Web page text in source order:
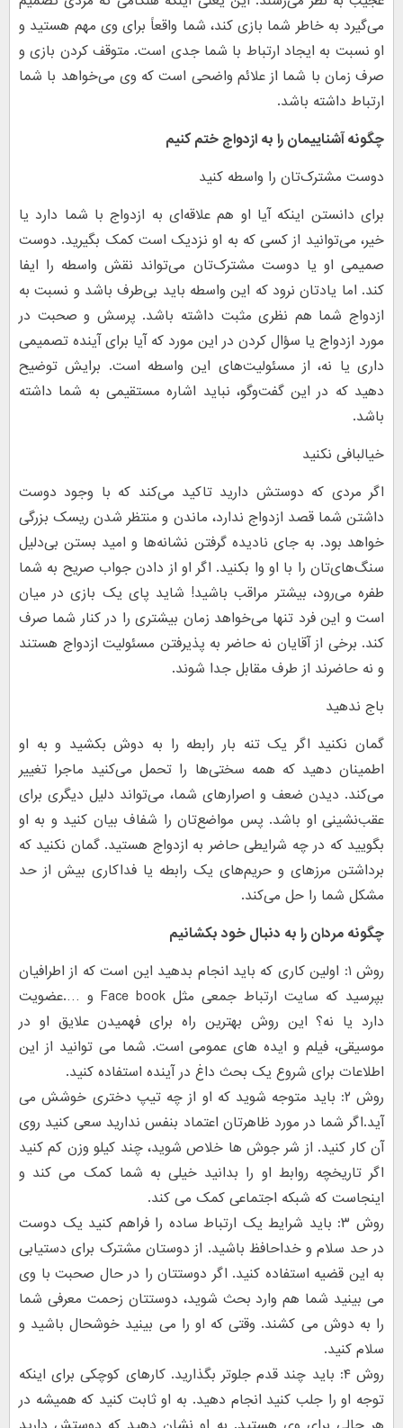
می‌گیرد به خاطر شما بازی کند، شما واقعاً برای وی مهم هستید و
او نسبت به ایجاد ارتباط با شما جدی است. متوقف کردن بازی و
صرف زمان با شما از علائم واضحی است که وی می‌خواهد با شما
ارتباط داشته باشد.
چگونه آشناییمان را به ازدواج ختم کنیم
دوست مشترک‌تان را واسطه کنید
برای دانستن اینکه آیا او هم علاقه‌ای به ازدواج با شما دارد یا
خیر، می‌توانید از کسی که به او نزدیک است کمک بگیرید. دوست
صمیمی او یا دوست مشترک‌تان می‌تواند نقش واسطه را ایفا
کند. اما یادتان نرود که این واسطه باید بی‌طرف باشد و نسبت به
ازدواج شما هم نظری مثبت داشته باشد. پرسش و صحبت در
مورد ازدواج یا سؤال کردن در این مورد که آیا برای آینده تصمیمی
داری یا نه، از مسئولیت‌های این واسطه است. برایش توضیح
دهید که در این گفت‌وگو، نباید اشاره مستقیمی به شما داشته
باشد.
خیالبافی نکنید
اگر مردی که دوستش دارید تاکید می‌کند که با وجود دوست
داشتن شما قصد ازدواج ندارد، ماندن و منتظر شدن ریسک بزرگی
خواهد بود. به جای نادیده گرفتن نشانه‌ها و امید بستن بی‌دلیل
سنگ‌های‌تان را با او وا بکنید. اگر او از دادن جواب صریح به شما
طفره می‌رود، بیشتر مراقب باشید! شاید پای یک بازی در میان
است و این فرد تنها می‌خواهد زمان بیشتری را در کنار شما صرف
کند. برخی از آقایان نه حاضر به پذیرفتن مسئولیت ازدواج هستند
و نه حاضرند از طرف مقابل جدا شوند.
باج ندهید
گمان نکنید اگر یک تنه بار رابطه را به دوش بکشید و به او
اطمینان دهید که همه سختی‌ها را تحمل می‌کنید ماجرا تغییر
می‌کند. دیدن ضعف و اصرارهای شما، می‌تواند دلیل دیگری برای
عقب‌نشینی او باشد. پس مواضع‌تان را شفاف بیان کنید و به او
بگویید که در چه شرایطی حاضر به ازدواج هستید. گمان نکنید که
برداشتن مرزهای و حریم‌های یک رابطه یا فداکاری بیش از حد
مشکل شما را حل می‌کند.
چگونه مردان را به دنبال خود بکشانیم
روش ۱: اولین کاری که باید انجام بدهید این است که از اطرافیان
بپرسید که سایت ارتباط جمعی مثل Face book و ….عضویت
دارد یا نه؟ این روش بهترین راه برای فهمیدن علایق او در
موسیقی، فیلم و ایده های عمومی است. شما می توانید از این
اطلاعات برای شروع یک بحث داغ در آینده استفاده کنید.
روش ۲: باید متوجه شوید که او از چه تیپ دختری خوشش می
آید.اگر شما در مورد ظاهرتان اعتماد بنفس ندارید سعی کنید روی
آن کار کنید. از شر جوش ها خلاص شوید، چند کیلو وزن کم کنید
اگر تاریخچه روابط او را بدانید خیلی به شما کمک می کند و
اینجاست که شبکه اجتماعی کمک می کند.
روش ۳: باید شرایط یک ارتباط ساده را فراهم کنید یک دوست
در حد سلام و خداحافظ باشید. از دوستان مشترک برای دستیابی
به این قضیه استفاده کنید. اگر دوستتان را در حال صحبت با وی
می بینید شما هم وارد بحث شوید، دوستتان زحمت معرفی شما
را به دوش می کشند. وقتی که او را می بینید خوشحال باشید و
سلام کنید.
روش ۴: باید چند قدم جلوتر بگذارید. کارهای کوچکی برای اینکه
توجه او را جلب کنید انجام دهید. به او ثابت کنید که همیشه در